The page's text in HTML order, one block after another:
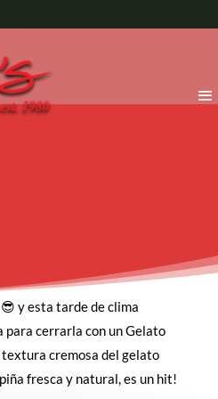
y esta tarde de clima
para cerrarla con un Gelato
textura cremosa del gelato
fresca y natural, es un hit!